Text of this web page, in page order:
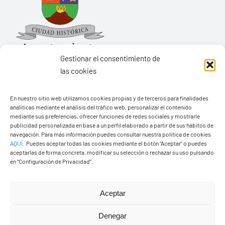
Gestionar el consentimiento de
las cookies
En nuestro sitio web utilizamos cookies propias y de terceros para finalidades
analíticas mediante el análisis del tráfico web, personalizar el contenido
mediante sus preferencias, ofrecer funciones de redes sociales y mostrarle
publicidad personalizada en base a un perfil elaborado a partir de sus hábitos de
navegación. Para más información puedes consultar nuestra política de cookies
AQUÍ
Puedes aceptar todas las cookies mediante el botón “Aceptar” o puedes
aceptarlas de forma concreta, modificar su selección o rechazar su uso pulsando
en “Configuración de Privacidad”.
Aceptar
Denegar
Pza. de Los Remedios, 1
35570 – Yaiza
Tel:928 83 62 20
© Copyright2026 Ayuntamiento de Yaiza - Todos los